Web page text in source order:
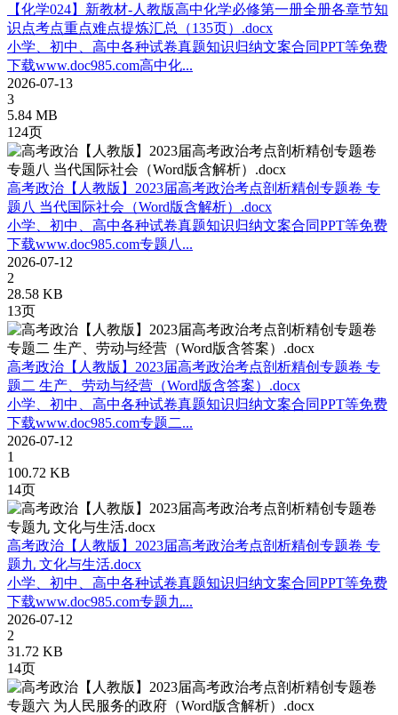
【化学024】新教材-人教版高中化学必修第一册全册各章节知
识点考点重点难点提炼汇总（135页）.docx
小学、初中、高中各种试卷真题知识归纳文案合同PPT等免费
下载www.doc985.com高中化...
2026-07-13
3
5.84 MB
124页
高考政治【人教版】2023届高考政治考点剖析精创专题卷 专
题八 当代国际社会（Word版含解析）.docx
小学、初中、高中各种试卷真题知识归纳文案合同PPT等免费
下载www.doc985.com专题八...
2026-07-12
2
28.58 KB
13页
高考政治【人教版】2023届高考政治考点剖析精创专题卷 专
题二 生产、劳动与经营（Word版含答案）.docx
小学、初中、高中各种试卷真题知识归纳文案合同PPT等免费
下载www.doc985.com专题二...
2026-07-12
1
100.72 KB
14页
高考政治【人教版】2023届高考政治考点剖析精创专题卷 专
题九 文化与生活.docx
小学、初中、高中各种试卷真题知识归纳文案合同PPT等免费
下载www.doc985.com专题九...
2026-07-12
2
31.72 KB
14页